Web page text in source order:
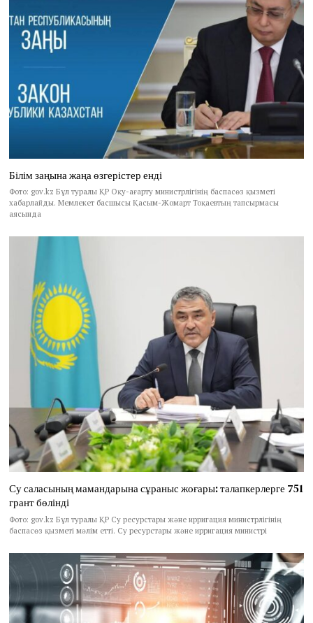
Білім заңына жаңа өзгерістер енді
Фото: gov.kz Бұл туралы ҚР Оқу-ағарту министрлігінің баспасөз қызметі
хабарлайды. Мемлекет басшысы Қасым-Жомарт Тоқаевтың тапсырмасы
аясында
Су саласының мамандарына сұраныс жоғары: талапкерлерге 751
грант бөлінді
Фото: gov.kz Бұл туралы ҚР Су ресурстары және ирригация министрлігінің
баспасөз қызметі мәлім етті. Су ресурстары және ирригация министрі